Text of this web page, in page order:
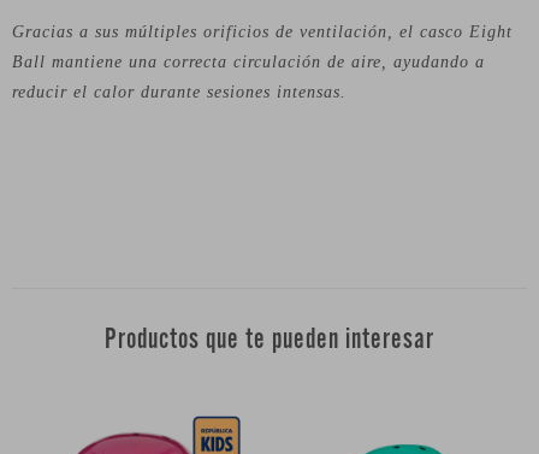
Gracias a sus múltiples orificios de ventilación, el casco Eight
Ball mantiene una correcta circulación de aire, ayudando a
reducir el calor durante sesiones intensas.
Productos que te pueden interesar